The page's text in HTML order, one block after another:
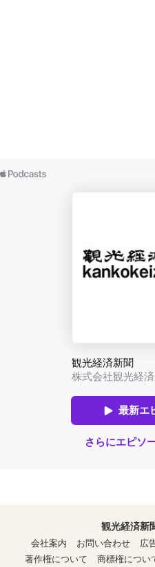
観光経済新
会社案内
お問い合わせ 広
著作権について
商標権につい